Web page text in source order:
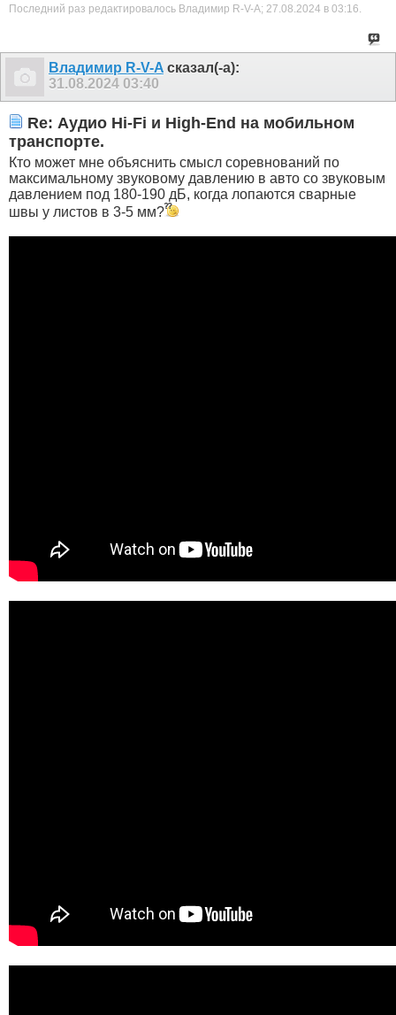
Последний раз редактировалось Владимир R-V-A; 27.08.2024 в 03:16.
Владимир R-V-A сказал(-а):
31.08.2024 03:40
Re: Аудио Hi-Fi и High-End на мобильном
транспорте.
Кто может мне объяснить смысл соревнований по
максимальному звуковому давлению в авто со звуковым
давлением под 180-190 дБ, когда лопаются сварные
швы у листов в 3-5 мм?